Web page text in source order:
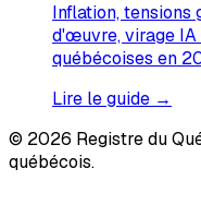
Inflation, tensions
d'œuvre, virage IA
québécoises en
Lire le guide →
© 2026 Registre du
québécois.